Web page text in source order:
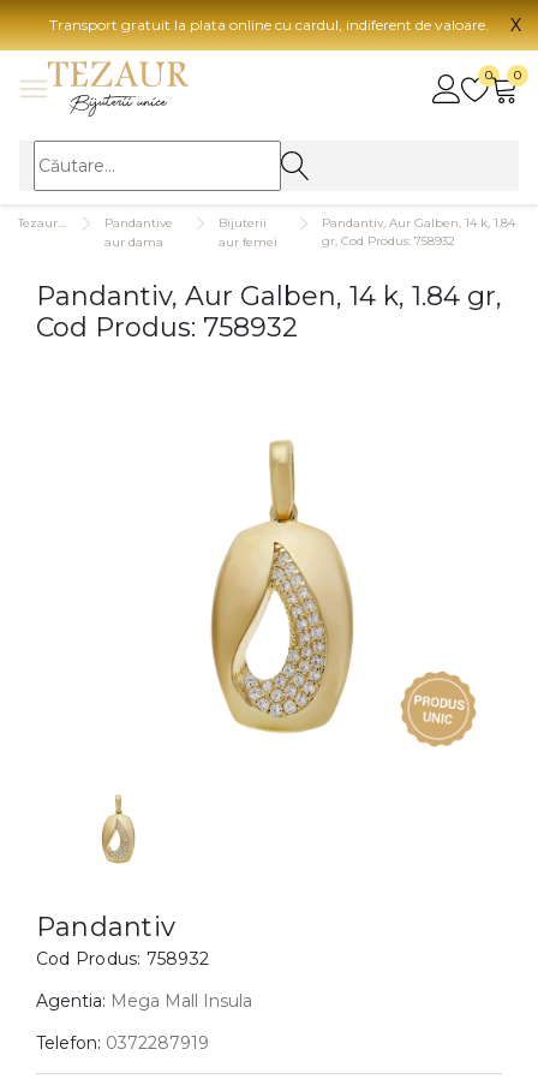
Transport gratuit la plata online cu cardul, indiferent de valoare. X
0 0
BIJUTERII
BIJUTERII FEMEI
Inele
Bratari
BIJUTERII COPII
Cercei
Bratari
Coliere
Lanturi
Pandantive
Pandantive
aur dama
Bijuterii
aur femei
Pandantiv, Aur Galben, 14 k, 1.84
gr, Cod Produs: 758932
Pandantiv, Aur Galben, 14 k, 1.84 gr,
Cod Produs: 758932
Pandantiv
Cod Produs: 758932
Agentia: Mega Mall Insula
Telefon: 0372287919